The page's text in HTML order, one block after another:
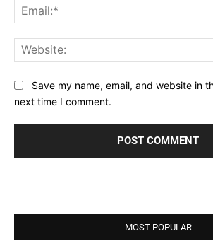
Save my name, email, and website in
next time I comment.
MOST POPULAR